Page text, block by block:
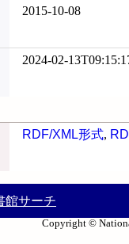
2015-10-08
2024-02-
RDF/XML形式,
館サーチ
Copyright ©